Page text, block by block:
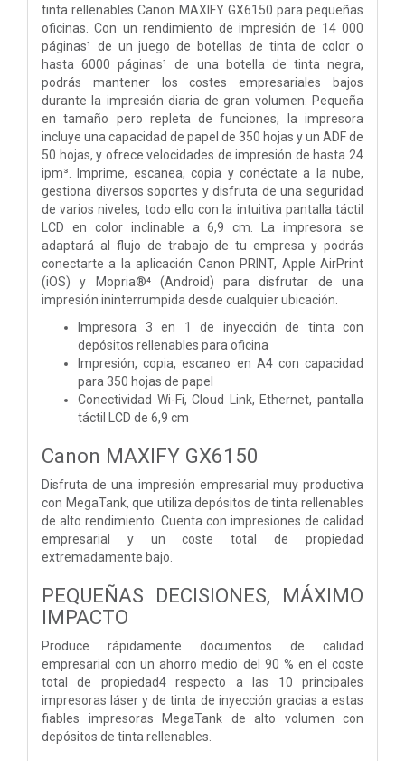
tinta rellenables Canon MAXIFY GX6150 para pequeñas
oficinas. Con un rendimiento de impresión de 14 000
páginas¹ de un juego de botellas de tinta de color o
hasta 6000 páginas¹ de una botella de tinta negra,
podrás mantener los costes empresariales bajos
durante la impresión diaria de gran volumen. Pequeña
en tamaño pero repleta de funciones, la impresora
incluye una capacidad de papel de 350 hojas y un ADF de
50 hojas, y ofrece velocidades de impresión de hasta 24
ipm³. Imprime, escanea, copia y conéctate a la nube,
gestiona diversos soportes y disfruta de una seguridad
de varios niveles, todo ello con la intuitiva pantalla táctil
LCD en color inclinable a 6,9 cm. La impresora se
adaptará al flujo de trabajo de tu empresa y podrás
conectarte a la aplicación Canon PRINT, Apple AirPrint
(iOS) y Mopria®⁴ (Android) para disfrutar de una
impresión ininterrumpida desde cualquier ubicación.
Impresora 3 en 1 de inyección de tinta con
depósitos rellenables para oficina
Impresión, copia, escaneo en A4 con capacidad
para 350 hojas de papel
Conectividad Wi-Fi, Cloud Link, Ethernet, pantalla
táctil LCD de 6,9 cm
Canon MAXIFY GX6150
Disfruta de una impresión empresarial muy productiva
con MegaTank, que utiliza depósitos de tinta rellenables
de alto rendimiento. Cuenta con impresiones de calidad
empresarial y un coste total de propiedad
extremadamente bajo.
PEQUEÑAS DECISIONES, MÁXIMO
IMPACTO
Produce rápidamente documentos de calidad
empresarial con un ahorro medio del 90 % en el coste
total de propiedad4 respecto a las 10 principales
impresoras láser y de tinta de inyección gracias a estas
fiables impresoras MegaTank de alto volumen con
depósitos de tinta rellenables.